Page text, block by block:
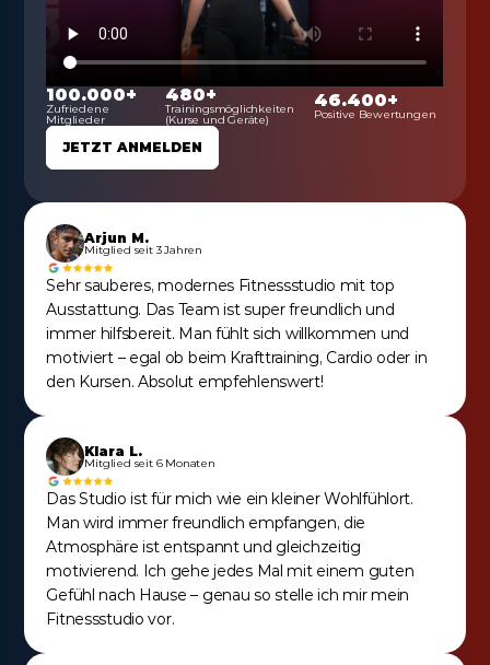
100.000+
Zufriedene
Mitglieder
480+
Trainingsmöglichkeiten
(Kurse und Geräte)
46.400+
Positive Bewertungen
JETZT ANMELDEN
Arjun M.
Mitglied seit 3 Jahren
Sehr sauberes, modernes Fitnessstudio mit top
Ausstattung. Das Team ist super freundlich und
immer hilfsbereit. Man fühlt sich willkommen und
motiviert – egal ob beim Krafttraining, Cardio oder in
den Kursen. Absolut empfehlenswert!
Klara L.
Mitglied seit 6 Monaten
Das Studio ist für mich wie ein kleiner Wohlfühlort.
Man wird immer freundlich empfangen, die
Atmosphäre ist entspannt und gleichzeitig
motivierend. Ich gehe jedes Mal mit einem guten
Gefühl nach Hause – genau so stelle ich mir mein
Fitnessstudio vor.